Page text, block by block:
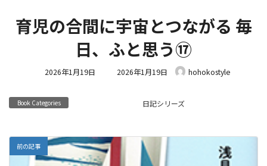
育児の合間に宇宙とつながる 毎
日、ふと思う⑰
2026年1月19日
最
2026年1月19日 hohokostyle
Book Categories 日記シリーズ
前の記事